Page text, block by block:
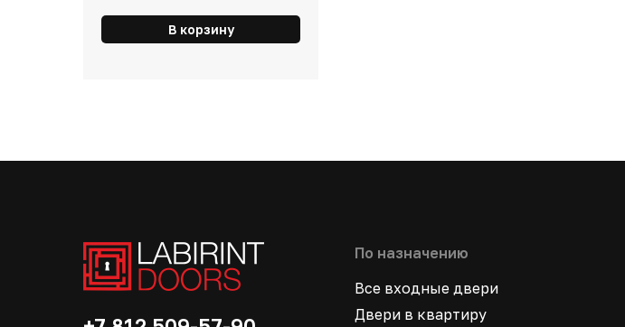
В корзину
По назначению
Все входные двери
Двери в квартиру